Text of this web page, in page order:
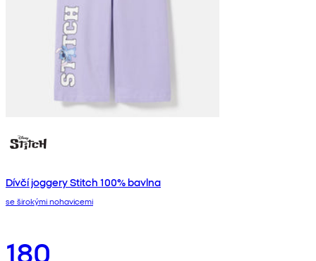
Dívčí joggery Stitch 100% bavlna
se širokými nohavicemi
180